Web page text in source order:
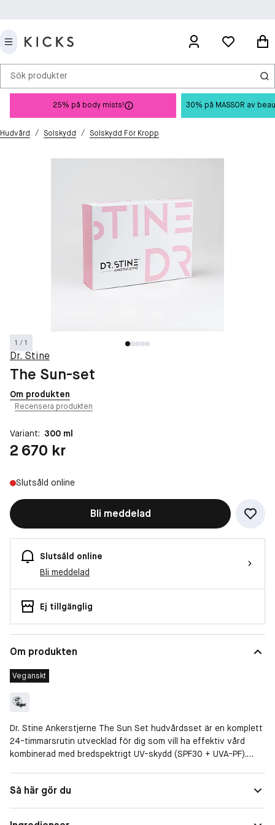
Sök produkter
25% på body mists! 30% på MASSOR av
Hudvård / Solskydd / Solskydd För Kropp
1 / 1
Dr. Stine
The Sun-set
Om produkten
Recensera produkten
Variant: 300 ml
Pris: 2 670 kr
2 670 kr
Slutsåld online
Bli meddelad
Slutsåld online
Bli meddelad
Ej tillgänglig
Om produkten
Veganskt
Dr. Stine Ankerstjerne The Sun Set hudvårdsset är en komplett
24-timmarsrutin utvecklad för dig som vill ha effektiv vård
kombinerad med bredspektrigt UV-skydd (SPF30 + UVA-PF).
och förbättra hudens kvalitet.
Så här gör du